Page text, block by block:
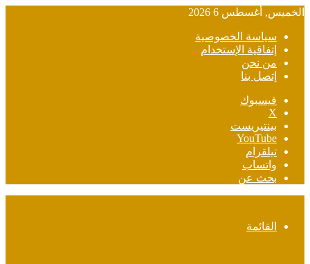
الخميس, أغسطس 6 2026
سياسة الخصوصية
إتفاقية الإستخدام
من نحن
إتصل بنا
فيسبوك
‫X
بينتيريست
‫YouTube
تيلقرام
واتساب
بحث عن
القائمة